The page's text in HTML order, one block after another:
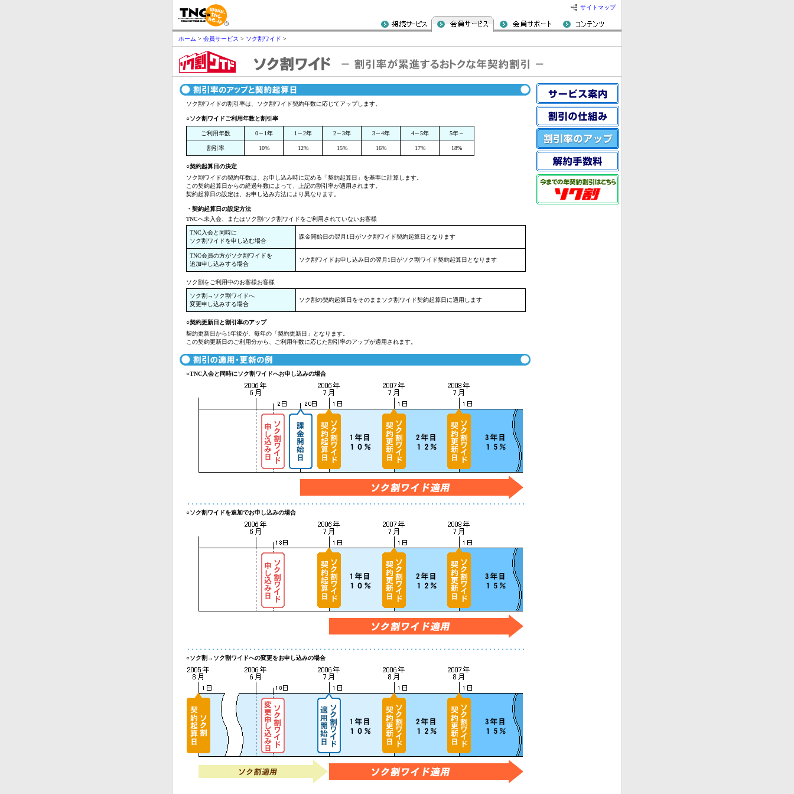
サイトマップ
ホーム > 会員サービス > ソク割ワイド >
ソク割ワイドの割引率は、ソク割ワイド契約年数に応じてアップします。
○ソク割ワイドご利用年数と割引率
ご利用年数 0～1年 1～2年 2～3年 3～4年 4～5年 5年～
割引率 10% 12% 15% 16% 17% 18%
○契約起算日の決定
ソク割ワイドの契約年数は、お申し込み時に定める「契約起算日」を基準に計算します。
この契約起算日からの経過年数によって、上記の割引率が適用されます。
契約起算日の設定は、お申し込み方法により異なります。
・契約起算日の設定方法
TNCへ未入会、またはソク割/ソク割ワイドをご利用されていないお客様
TNC入会と同時に
ソク割ワイドを申し込む場合
課金開始日の翌月1日がソク割ワイド契約起算日となります
TNC会員の方がソク割ワイドを
追加申し込みする場合
ソク割ワイドお申し込み日の翌月1日がソク割ワイド契約起算日となります
ソク割をご利用中のお客様お客様
ソク割→ソク割ワイドへ
変更申し込みする場合
ソク割の契約起算日をそのままソク割ワイド契約起算日に適用します
○契約更新日と割引率のアップ
契約更新日から1年後が、毎年の「契約更新日」となります。
この契約更新日のご利用分から、ご利用年数に応じた割引率のアップが適用されます。
○TNC入会と同時にソク割ワイドへお申し込みの場合
○ソク割ワイドを追加でお申し込みの場合
○ソク割→ソク割ワイドへの変更をお申し込みの場合